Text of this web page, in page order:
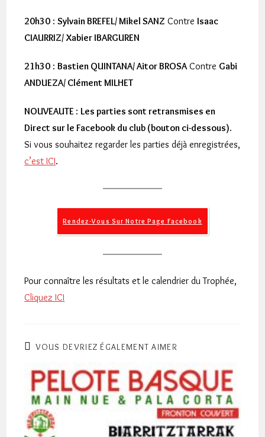
20h30 :Sylvain BREFEL/ Mikel SANZ Contre Isaac
CIAURRIZ/ Xabier IBARGUREN
21h30 :Bastien QUINTANA/ Aitor BROSAContre Gabi
ANDUEZA/ Clément MILHET
NOUVEAUTE : Les parties sont retransmises en
Direct sur le Facebook du club (bouton ci-dessous).
Si vous souhaitez regarder les parties déjà enregistrées,
c’est ICI.
Rendez-Vous Sur Notre Page Facebook
Pour connaître les résultats et le calendrier du Trophée,
Cliquez ICI
VOUS DEVRIEZ ÉGALEMENT AIMER